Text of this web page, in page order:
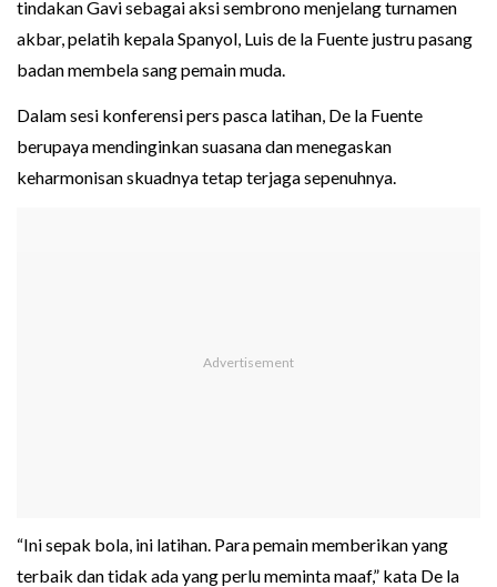
tindakan Gavi sebagai aksi sembrono menjelang turnamen
akbar, pelatih kepala Spanyol, Luis de la Fuente justru pasang
badan membela sang pemain muda.
Dalam sesi konferensi pers pasca latihan, De la Fuente
berupaya mendinginkan suasana dan menegaskan
keharmonisan skuadnya tetap terjaga sepenuhnya.
“Ini sepak bola, ini latihan. Para pemain memberikan yang
terbaik dan tidak ada yang perlu meminta maaf,” kata De la